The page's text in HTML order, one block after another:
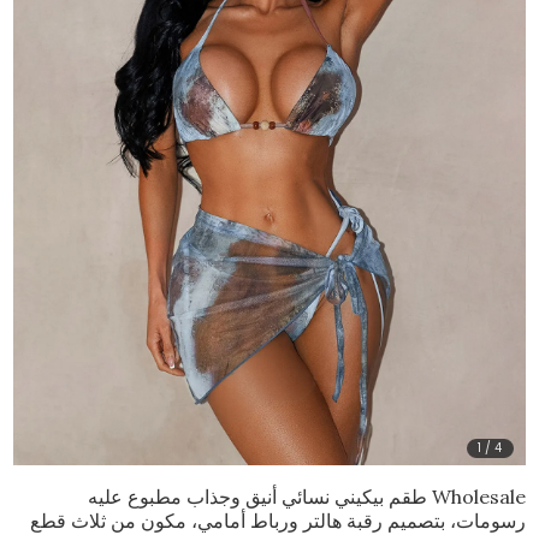
1 /4
Wholesale طقم بيكيني نسائي أنيق وجذاب مطبوع عليه
رسومات، بتصميم رقبة هالتر ورباط أمامي، مكون من ثلاث قطع